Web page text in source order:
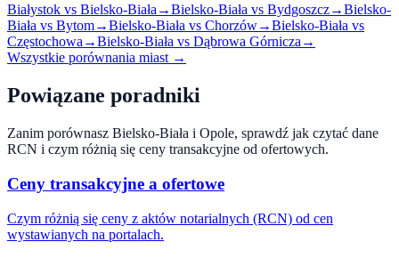
Białystok vs Bielsko-Biała →Bielsko-Biała vs Bydgoszcz→Bielsko-
Biała vs Bytom→Bielsko-Biała vs Chorzów→Bielsko-Biała vs
Częstochowa →Bielsko-Biała vs Dąbrowa Górnicza →
Wszystkie porównania miast →
Powiązane poradniki
Zanim porównasz Bielsko-Biała i Opole, sprawdź jak czytać dane
RCN i czym różnią się ceny transakcyjne od ofertowych.
Ceny transakcyjne a ofertowe
Czym różnią się ceny z aktów notarialnych (RCN) od cen
wystawianych na portalach.